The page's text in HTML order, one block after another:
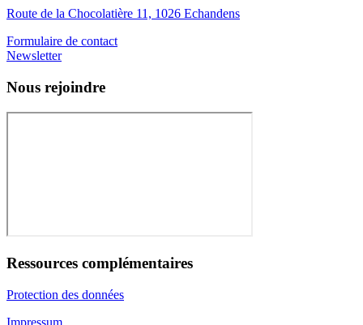
Route de la Chocolatière 11, 1026 Echandens
Formulaire de contact
Newsletter
Nous rejoindre
Ressources complémentaires
Protection des données
Impressum